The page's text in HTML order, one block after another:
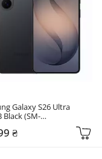
Galaxy S26 Ultra
Black (SM-
₴